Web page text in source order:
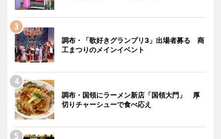
調布・「歌好きグランプリ3」出場者募る 商
工まつりのメインイベント
調布・国領にラーメン新店「国領大門」 厚
切りチャーシューで食べ応え